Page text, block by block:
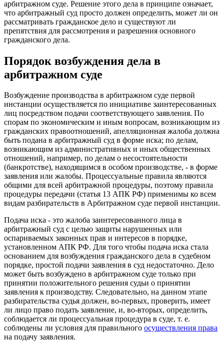
арбитражном суде. Решение этого дела в принципе означает,
что арбитражный суд просто должен определить, может ли он
рассматривать гражданское дело и существуют ли
препятствия для рассмотрения и разрешения основного
гражданского дела.
Порядок возбуждения дела в
арбитражном суде
Возбуждение производства в арбитражном суде первой
инстанции осуществляется по инициативе заинтересованных
лиц посредством подачи соответствующего заявления. По
спорам по экономическим и иным вопросам, возникающим из
гражданских правоотношений, апелляционная жалоба должна
быть подана в арбитражный суд в форме иска; по делам,
возникающим из административных и иных общественных
отношений, например, по делам о несостоятельности
(банкротстве), находящимся в особом производстве, - в форме
заявления или жалобы. Процессуальные правила являются
общими для всей арбитражной процедуры, поэтому правила
процедуры передачи (статья 13 АПК РФ) применимы ко всем
видам разбирательств в Арбитражном суде первой инстанции.
Подача иска - это жалоба заинтересованного лица в
арбитражный суд с целью защиты нарушенных или
оспариваемых законных прав и интересов в порядке,
установленном АПК РФ. Для того чтобы подача иска стала
основанием для возбуждения гражданского дела в судебном
порядке, простой подачи заявления в суд недостаточно. Дело
может быть возбуждено в арбитражном суде только при
принятии положительного решения судьи о принятии
заявления к производству. Следовательно, на данном этапе
разбирательства судья должен, во-первых, проверить, имеет
ли лицо право подать заявление, и, во-вторых, определить,
соблюдается ли процессуальная процедура в суде, т. е.
соблюдены ли условия для правильного осуществления права
на подачу заявления.